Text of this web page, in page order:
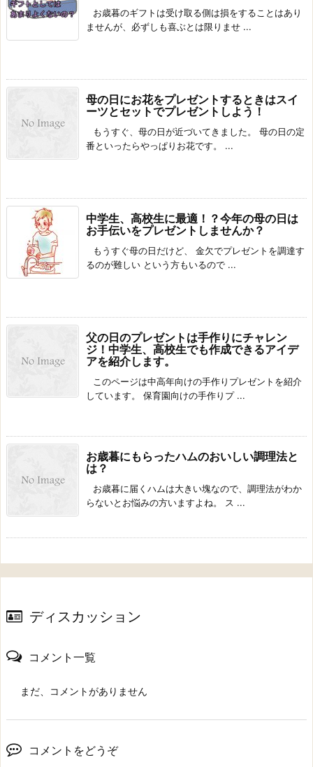
お歳暮のギフトは受け取る側は損をすることはあり
ませんが、必ずしも喜ぶとは限りませ ...
母の日にお花をプレゼントするときはスイ
ーツとセットでプレゼントしよう！
もうすぐ、母の日が近づいてきました。 母の日の定
番といったらやっぱりお花です。 ...
中学生、高校生に最適！？今年の母の日は
お手伝いをプレゼントしませんか？
もうすぐ母の日だけど、 金欠でプレゼントを調達す
るのが難しい という方もいるので ...
父の日のプレゼントは手作りにチャレン
ジ！中学生、高校生でも作成できるアイデ
アを紹介します。
このページは中高年向けの手作りプレゼントを紹介
しています。 保育園向けの手作りプ ...
お歳暮にもらったハムのおいしい調理法と
は？
お歳暮に届くハムは大きい塊なので、調理法がわか
らないとお悩みの方いますよね。 ス ...
ディスカッション
コメント一覧
まだ、コメントがありません
コメントをどうぞ